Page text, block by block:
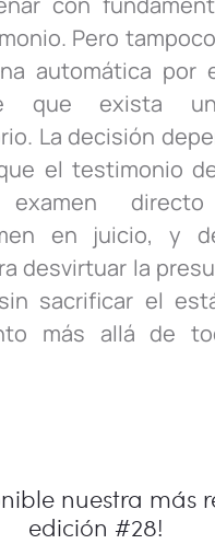
Pero
automática por
que exista
La decisión
el testimonio
en juicio, y
desvirtuar la
sacrificar el
más allá de
nuestra más
edición #28!